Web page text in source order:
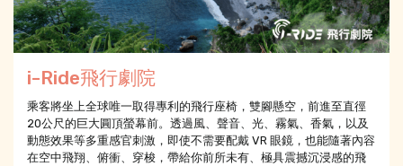
i-Ride飛行劇院
乘客將坐上全球唯一取得專利的飛行座椅，雙腳懸空，前進至直徑
20公尺的巨大圓頂螢幕前。透過風、聲音、光、霧氣、香氣，以及
動態效果等多重感官刺激，即使不需要配戴 VR 眼鏡，也能隨著內容
在空中飛翔、俯衝、穿梭，帶給你前所未有、極具震撼沉浸感的飛